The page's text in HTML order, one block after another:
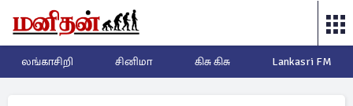
லங்காசிறி சினிமா கிசு கிசு Lankasri FM